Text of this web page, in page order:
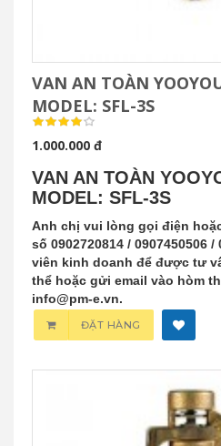
VAN AN TOÀN
MODEL: SFL-3S
1.000.000 đ
VAN AN TOÀN
MODEL: SFL-3S
Anh chị vui lòng gọi điện
số 0902720814 / 0907450506
viên kinh doanh để được tư
thể hoặc gửi email vào hòm
info@pm-e.vn.
ĐẶT HÀNG